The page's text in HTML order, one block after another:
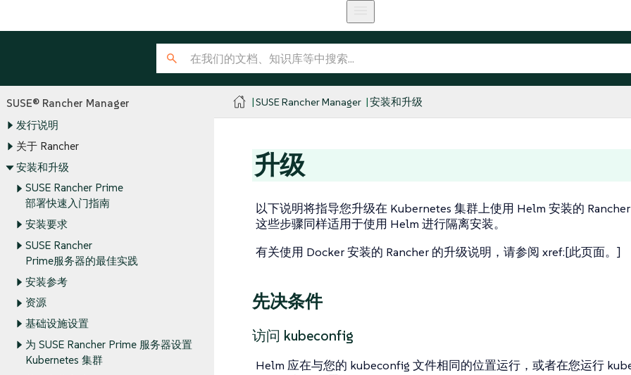
SUSE® Rancher Manager
发行说明
关于 Rancher
安装和升级
SUSE Rancher Prime
部署快速入门指南
安装要求
SUSE Rancher
Prime服务器的最佳实践
安装参考
资源
基础设施设置
为 SUSE Rancher Prime 服务器设置
Kubernetes 集群
SUSE Rancher Manager 安装和升级
升级
以下说明将指导您升级在 Kubernetes 集群上使用 Helm 安装的
这些步骤同样适用于使用 Helm 进行隔离安装。
有关使用 Docker 安装的 Rancher 的升级说明，请参阅 xref:[此页面。]
先决条件
访问 kubeconfig
Helm 应在与您的 kubeconfig 文件相同的位置运行，或者在您运行